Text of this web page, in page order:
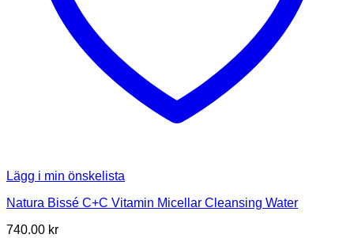
Lägg i min önskelista
Natura Bissé C+C Vitamin Micellar Cleansing Water
740.00 kr